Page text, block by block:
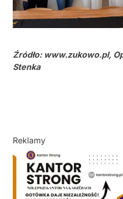
Źródło: www.zukowo.pl,
Stenka
Reklamy